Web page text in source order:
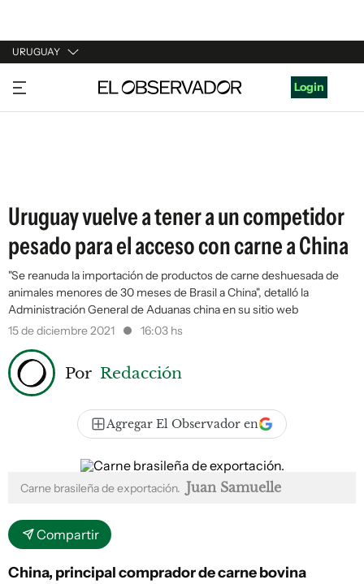
URUGUAY
URUGUAY
ARGENTINA
Login
Uruguay vuelve a tener a un competidor
pesado para el acceso con carne a China
"Se reanuda la importación de productos de carne deshuesada de
animales menores de 30 meses de Brasil a China", detalló la
Administración General de Aduanas china en su sitio web
15 de diciembre 2021
16:03 hs
Por Redacción
Agregar El Observador en
Carne brasileña de exportación. Juan Samuelle
Compartir
China, principal comprador de carne bovina